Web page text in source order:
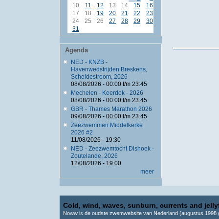
10
11 12 13 14 15
16
17
18 19 20 21 22
23
24
25 26 27 28 29
30
31
Agenda
NED - KNZB -
Havenwedstrijden Breskens,
Scheldestroom, 2026
08/08/2026 - 00:00t/m 23:45
Mechelen - Keerdok - 2026
08/08/2026 - 00:00t/m 23:45
GBR - Thames Marathon 2026
09/08/2026 - 00:00t/m 23:45
Zeezwemmen Middelkerke
2026 #2
11/08/2026 - 19:30
NED - Zeezwemtocht Dishoek -
Zoutelande, 2026
12/08/2026 - 19:00
meer
Cold, wind, waves, sunburn, currents and
Noww is de oudste zwemwebsite van Nederland (augustus 1998